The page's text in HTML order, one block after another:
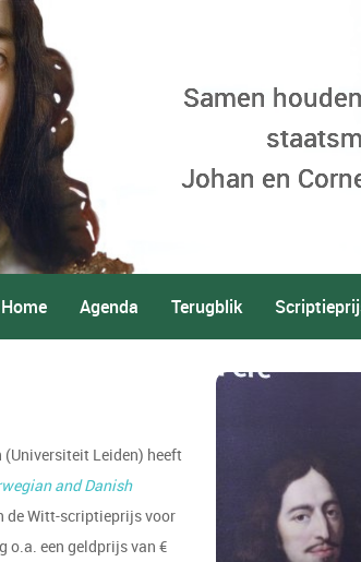
Samen
Johan en
Home Agenda Terugblik
(Universiteit Leiden) heeft
and Danish
de Witt-scriptieprijs voor
o.a. een geldprijs van €